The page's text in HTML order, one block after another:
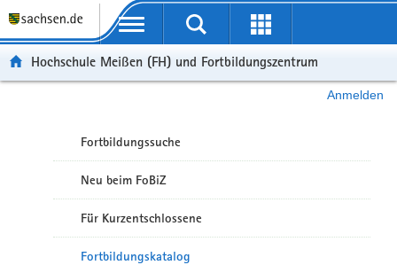
Portalübergreifende Navigation
Hochschule Meißen (FH) und Fortbildungszentrum
Anmelden
Fortbildungssuche
Neu beim FoBiZ
Für Kurzentschlossene
Fortbildungskatalog